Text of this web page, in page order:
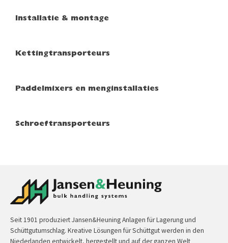
Installatie & montage
Kettingtransporteurs
Paddelmixers en menginstallaties
Schroeftransporteurs
Seit 1901 produziert Jansen&Heuning Anlagen für Lagerung und
Schüttgutumschlag. Kreative Lösungen für Schüttgut werden in den
Niederlanden entwickelt, hergestellt und auf der ganzen Welt